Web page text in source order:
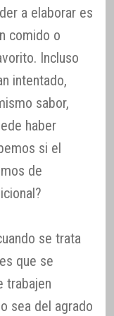
a elaborar es
comido o
Incluso
intentado,
sabor,
haber
si el
de
se trata
que se
trabajen
sea del agrado